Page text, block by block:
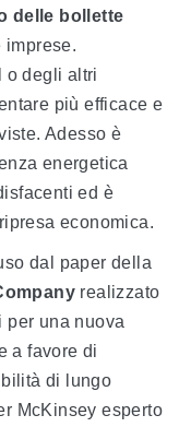
delle bollette
imprese.
o degli altri
più efficace e
Adesso è
energetica
ed è
economica.
dal paper della
realizzato
per una nuova
a favore di
di lungo
McKinsey esperto